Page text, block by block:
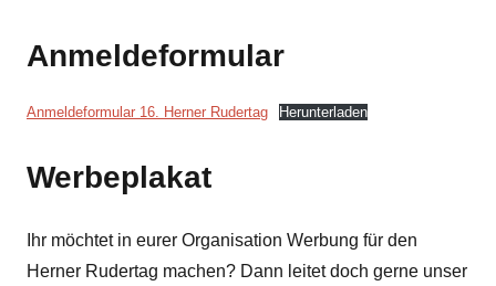
Anmeldeformular
Anmeldeformular 16. Herner Rudertag Herunterladen
Werbeplakat
Ihr möchtet in eurer Organisation Werbung für den
Herner Rudertag machen? Dann leitet doch gerne unser